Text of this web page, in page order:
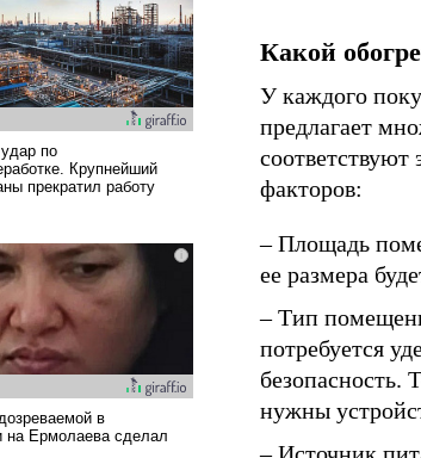
Какой
У каждого
предлагает
факторов:
– Площадь
ее размера
– Тип
потребуется
безопасность.
нужны